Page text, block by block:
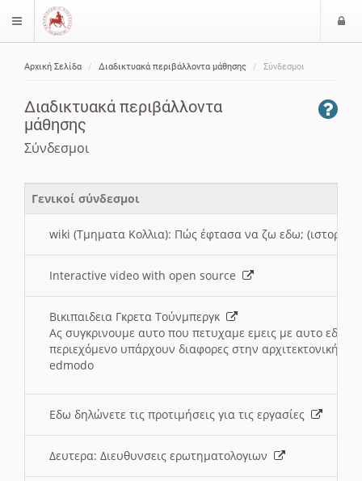
$langMenu
Αρχική Σελίδα Διαδικτυακά περιβάλλοντα μάθησης Σύνδεσμοι
Διαδικτυακά περιβάλλοντα
μάθησης
Σύνδεσμοι
Γενικοί σύνδεσμοι
wiki (Τμηματα Κολλια): Πώς έφτασα να ζω εδω; (ιστορια)
Interactive video with open source
Βικιπαιδεια Γκρετα Τούνμπεργκ
Ας συγκρινουμε αυτο που πετυχαμε εμεις με αυτο εδω
περιεχόμενο υπάρχουν διαφορες στην αρχιτεκτονική
edmodo
Εδω δηλώνετε τις προτιμήσεις για τις εργασίες
Δευτερα: Διευθυνσεις ερωτηματολογιων